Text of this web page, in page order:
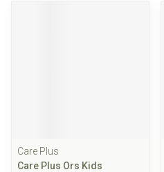
Care Plus
Care Plus Ors Kids